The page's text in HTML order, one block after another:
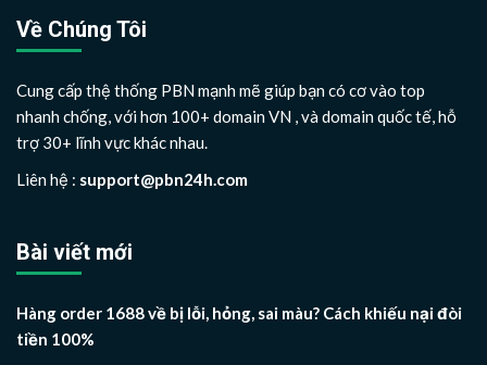
Về Chúng Tôi
Cung cấp thệ thống PBN mạnh mẽ giúp bạn có cơ vào top
nhanh chống, với hơn 100+ domain VN , và domain quốc tế, hỗ
trợ 30+ lĩnh vực khác nhau.
Liên hệ : support@pbn24h.com
Bài viết mới
Hàng order 1688 về bị lỗi, hỏng, sai màu? Cách khiếu nại đòi
tiền 100%